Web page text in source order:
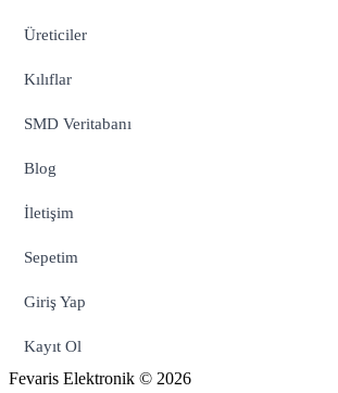
Üreticiler
Kılıflar
SMD Veritabanı
Blog
İletişim
Sepetim
Giriş Yap
Kayıt Ol
Fevaris Elektronik © 2026